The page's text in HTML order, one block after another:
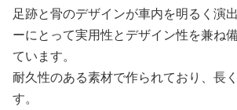
足跡と骨のデザインが車内を明るく演
ーにとって実用性とデザイン性を兼ね
ています。
耐久性のある素材で作られており、長
す。